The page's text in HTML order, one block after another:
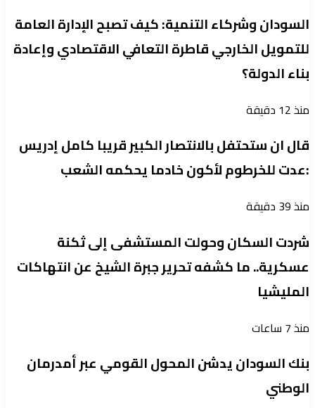
السودان وشركاء التنمية: كيف تصبح الإدارة العامة
للتمويل الخارجي قاطرة التعافي الاقتصادي وإعادة
بناء الدولة؟
منذ 12 دقيقة
قال ان ستحتفل بالانتصار الكبير قريبا كامل إدريس
:عدت للخرطوم لأكون خادما يحكمه الشعب
منذ 39 دقيقة
شردت السكان وحولت المستشفى إلى ثكنة
عسكرية.. ما كشفه تحرير جبرة الشيخ عن انتهاكات
المليشيا
منذ 7 ساعات
بنك السودان يدشن المحول القومي عبر أمدرمان
الوطني